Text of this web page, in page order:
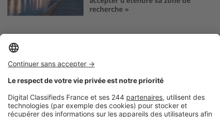
recherche »
Logic-Immo c’est aussi …